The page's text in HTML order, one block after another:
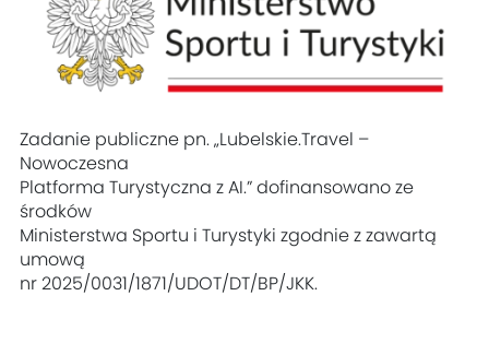
Zadanie publiczne pn. „Lubelskie.Travel –
Nowoczesna
Platforma Turystyczna z AI.” dofinansowano ze
środków
Ministerstwa Sportu i Turystyki zgodnie z zawartą
umową
nr 2025/0031/1871/UDOT/DT/BP/JKK.